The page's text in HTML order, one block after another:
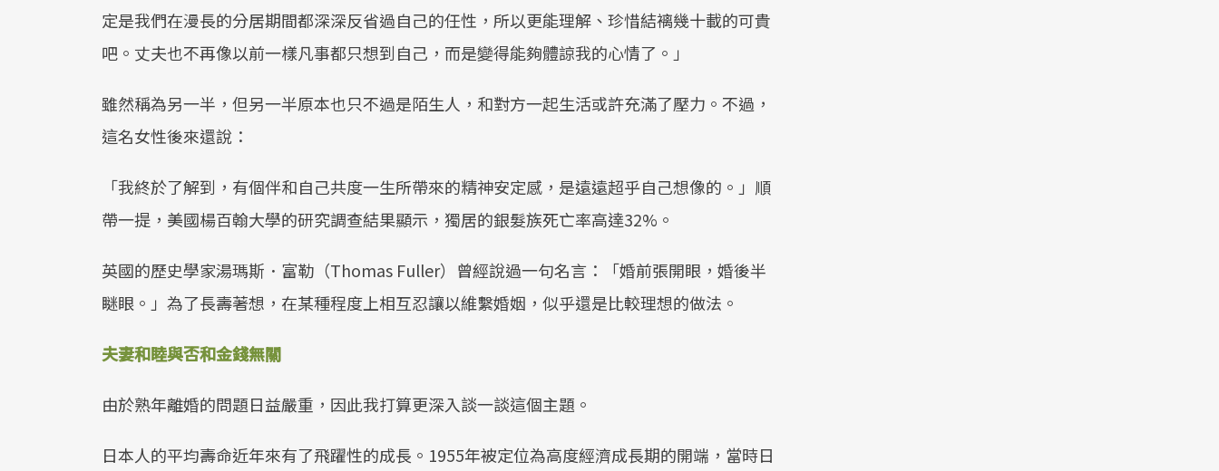
定是我們在漫長的分居期間都深深反省過自己的任性，所以更能理解、珍惜結褵幾十載的可貴
吧。丈夫也不再像以前一樣凡事都只想到自己，而是變得能夠體諒我的心情了。」
雖然稱為另一半，但另一半原本也只不過是陌生人，和對方一起生活或許充滿了壓力。不過，
這名女性後來還說：
「我終於了解到，有個伴和自己共度一生所帶來的精神安定感，是遠遠超乎自己想像的。」順
帶一提，美國楊百翰大學的研究調查結果顯示，獨居的銀髮族死亡率高達32%。
英國的歷史學家湯瑪斯．富勒（Thomas Fuller）曾經說過一句名言：「婚前張開眼，婚後半
瞇眼。」為了長壽著想，在某種程度上相互忍讓以維繫婚姻，似乎還是比較理想的做法。
夫妻和睦與否和金錢無關
由於熟年離婚的問題日益嚴重，因此我打算更深入談一談這個主題。
日本人的平均壽命近年來有了飛躍性的成長。1955年被定位為高度經濟成長期的開端，當時日